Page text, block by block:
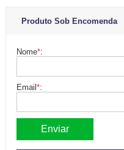
Produto Sob Encomenda
Nome*:
Email*: